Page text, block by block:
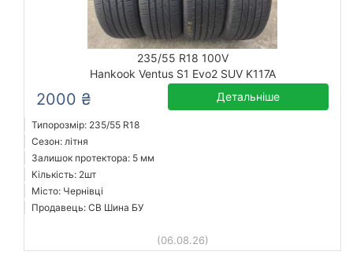
235/55 R18 100V
Hankook Ventus S1 Evo2 SUV K117A
2000 ₴ Детальніше
Типорозмір: 235/55 R18
Сезон: літня
Залишок протектора: 5 мм
Кількість: 2шт
Місто: Чернівці
Продавець: СВ Шина БУ
(06.08.26)